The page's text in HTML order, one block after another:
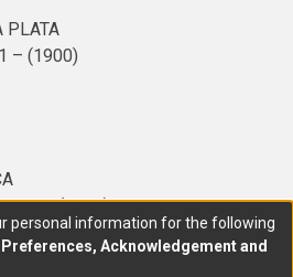
PLATA
– (1900)
320 – (8000). Universidad
(UPSO)
147
personal information for the following
Acknowledgement and